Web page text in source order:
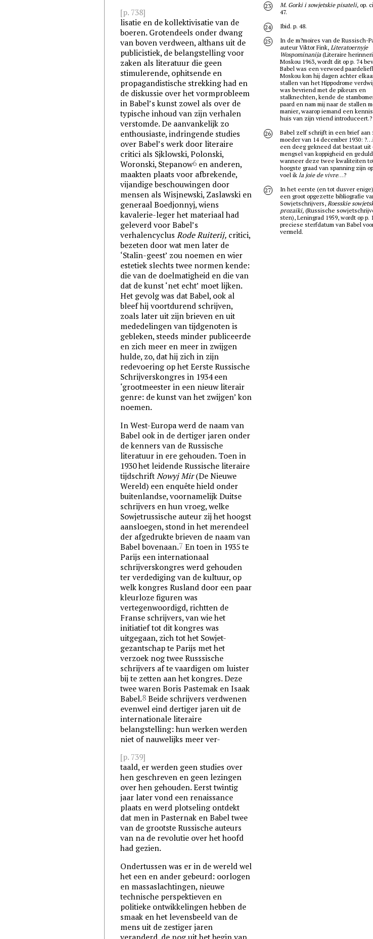
[p. 738]
lisatie en de kollektivisatie van de
boeren. Grotendeels onder dwang
van boven verdween, althans uit de
publicistiek, de belangstelling voor
zaken als literatuur die geen
stimulerende, ophitsende en
propagandistische strekking had en
de diskussie over het vormprobleem
in Babel’s kunst zowel als over de
typische inhoud van zijn verhalen
verstomde. De aanvankelijk zo
enthousiaste, indringende studies
over Babel’s werk door literaire
critici als Sjklowski, Polonski,
Woronski, Stepanow6 en anderen,
maakten plaats voor afbrekende,
vijandige beschouwingen door
mensen als Wisjnewski, Zaslawski en
generaal Boedjonnyj, wiens
kavalerie-leger het materiaal had
geleverd voor Babel’s
verhalencyclus Rode Ruiterij, critici,
bezeten door wat men later de
‘Stalin-geest’ zou noemen en wier
estetiek slechts twee normen kende:
die van de doelmatigheid en die van
dat de kunst ‘net echt’ moet lijken.
Het gevolg was dat Babel, ook al
bleef hij voortdurend schrijven,
zoals later uit zijn brieven en uit
mededelingen van tijdgenoten is
gebleken, steeds minder publiceerde
en zich meer en meer in zwijgen
hulde, zo, dat hij zich in zijn
redevoering op het Eerste Russische
Schrijverskongres in 1934 een
‘grootmeester in een nieuw literair
genre: de kunst van het zwijgen’ kon
noemen.
In West-Europa werd de naam van
Babel ook in de dertiger jaren onder
de kenners van de Russische
literatuur in ere gehouden. Toen in
1930 het leidende Russische literaire
tijdschrift Nowyj Mir(De Nieuwe
Wereld) een enquête hield onder
buitenlandse, voornamelijk Duitse
schrijvers en hun vroeg, welke
Sowjetrussische auteur zij het hoogst
aansloegen, stond in het merendeel
der afgedrukte brieven de naam van
Babel bovenaan.7 En toen in 1935 te
Parijs een internationaal
schrijverskongres werd gehouden
ter verdediging van de kultuur, op
welk kongres Rusland door een paar
kleurloze figuren was
vertegenwoordigd, richtten de
Franse schrijvers, van wie het
initiatief tot dit kongres was
uitgegaan, zich tot het Sowjet-
gezantschap te Parijs met het
verzoek nog twee Russsische
schrijvers af te vaardigen om luister
bij te zetten aan het kongres. Deze
twee waren Boris Pastemak en Isaak
Babel.8 Beide schrijvers verdwenen
evenwel eind dertiger jaren uit de
internationale literaire
belangstelling: hun werken werden
niet of nauwelijks meer ver-
[p. 739]
taald, er werden geen studies over
hen geschreven en geen lezingen
over hen gehouden. Eerst twintig
jaar later vond een renaissance
plaats en werd plotseling ontdekt
dat men in Pasternak en Babel twee
van de grootste Russische auteurs
van na de revolutie over het hoofd
had gezien.
Ondertussen was er in de wereld wel
het een en ander gebeurd: oorlogen
en massaslachtingen, nieuwe
technische perspektieven en
politieke ontwikkelingen hebben de
smaak en het levensbeeld van de
mens uit de zestiger jaren
veranderd, de nog uit het begin van
23 M. Gorki i sowjetskie pisateli,op.
47.
24 Ibid. p. 48.
25
In de m?moires van de Russisch-
auteur Viktor Fink, Literatoernyje
Wospominanija(Literaire
Moskou 1963, wordt dit op p. 74
Babel was een verwoed
Moskou kon hij dagen achter
stallen van het Hippodrome
was bevriend met de pikeurs en
stalknechten, kende de
paard en nam mij naar de stallen
manier, waarop iemand een
huis van zijn vriend introduceert.?
26
Babel zelf schrijft in een brief aan
moeder van 14 december 1930:
een deeg gekneed dat bestaat uit
mengsel van koppigheid en
wanneer deze twee kwaliteiten
hoogste graad van spanning zijn
voel ik la joie de vivre…?
27
In het eerste (en tot dusver
een groot opgezette bibliografie
Sowjetschrijvers, Roesskie
prozaiki,(Russische
sten), Leningrad 1959, wordt op p.
preciese sterfdatum van Babel
vermeld.